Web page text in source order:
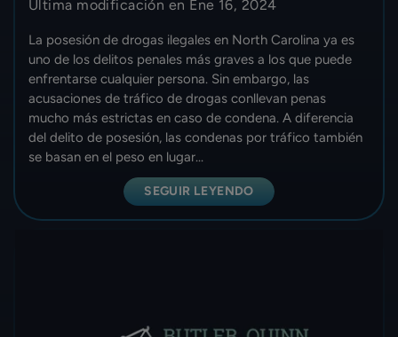
Última modificación en Ene 16, 2024
La posesión de drogas ilegales en North Carolina ya es
uno de los delitos penales más graves a los que puede
enfrentarse cualquier persona. Sin embargo, las
acusaciones de tráfico de drogas conllevan penas
mucho más estrictas en caso de condena. A diferencia
del delito de posesión, las condenas por tráfico también
se basan en el peso en lugar...
SEGUIR LEYENDO